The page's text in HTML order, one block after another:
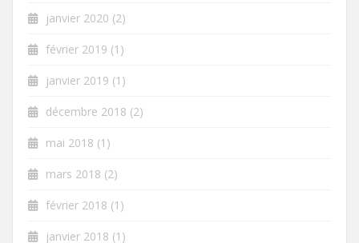
janvier 2020 (2)
février 2019 (1)
janvier 2019 (1)
décembre 2018 (2)
mai 2018 (1)
mars 2018 (2)
février 2018 (1)
janvier 2018 (1)